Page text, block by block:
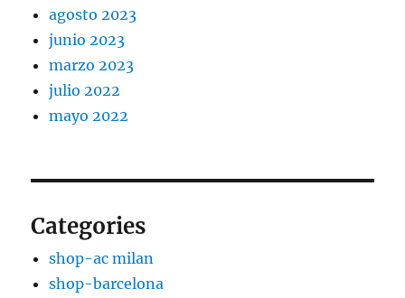
agosto 2023
junio 2023
marzo 2023
julio 2022
mayo 2022
Categories
shop-ac milan
shop-barcelona